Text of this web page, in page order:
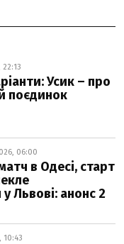
Усик – про
поєдинок
06:00
в Одесі, старт
Львові: анонс 2
10:43